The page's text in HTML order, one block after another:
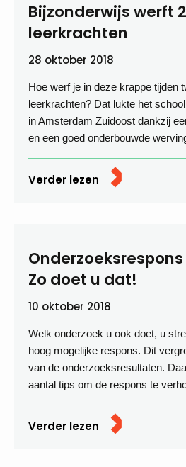
Bijzonderwijs werft
leerkrachten
28 oktober 2018
Hoe werf je in deze krappe tijden
leerkrachten? Dat lukte het
in Amsterdam Zuidoost dankzij
en een goed onderbouwde
Verder lezen
Zo doet u dat!
10 oktober 2018
Welk onderzoek u ook doet, u
hoog mogelijke respons. Dit
van de onderzoeksresultaten.
aantal tips om de respons te
Verder lezen